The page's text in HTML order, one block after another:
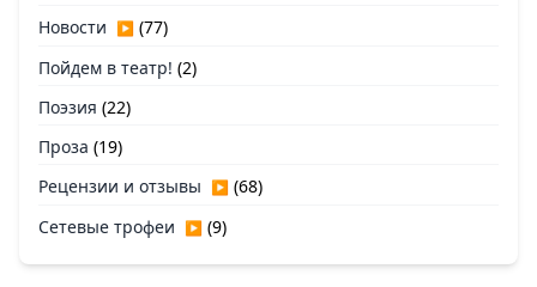
Новости ▶ (77)
Пойдем в театр! (2)
Поэзия (22)
Проза (19)
Рецензии и отзывы ▶ (68)
Сетевые трофеи ▶ (9)